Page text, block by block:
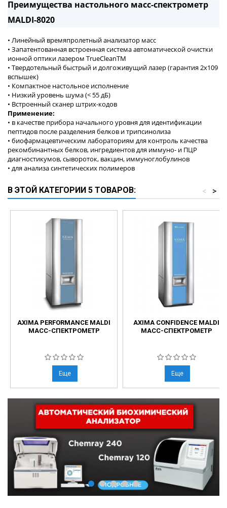
Преимущества настольного масс-спектрометр
MALDI-8020
• Линейный времяпролетный анализатор масс
• Запатентованная встроенная система автоматической очистки
ионной оптики лазером TrueCleanTM
• Твердотельный быстрый и долгоживущий лазер (гарантия 2х109
вспышек)
• Компактное настольное исполнение
• Низкий уровень шума (< 55 дБ)
• Встроенный сканер штрих-кодов
Применение:
• в качестве прибора начального уровня для идентификации
пептидов после разделения белков и трипсинолиза
• биофармацевтическим лабораториям для контроль качества
рекомбинантных белков, ингредиентов для иммуно- и ПЦР
диагностикумов, сывороток, вакцин, иммуноглобулинов
• для анализа синтетических полимеров
В ЭТОЙ КАТЕГОРИИ 5 ТОВАРОВ: >
<
AXIMA PERFORMANCE MALDI
МАСС-СПЕКТРОМЕТР
Еще
AXIMA CONFIDENCE MALDI
МАСС-СПЕКТРОМЕТР
Еще